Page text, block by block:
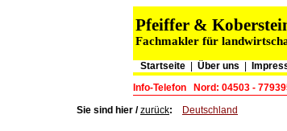
Pfeiffer &
Fachmakler für
Startseite| Über uns
Info-Telefon
Nord: 04503 -
Sie sind hier /zurück: Deutschland